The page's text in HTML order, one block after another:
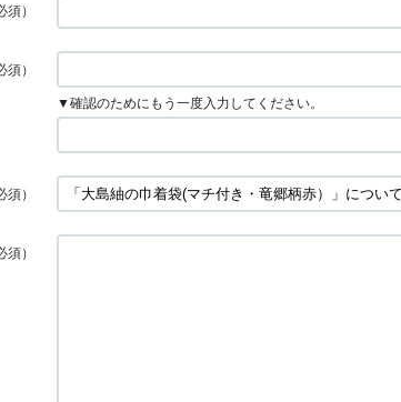
須）
須）
▼確認のためにもう一度入力してください。
須）
須）